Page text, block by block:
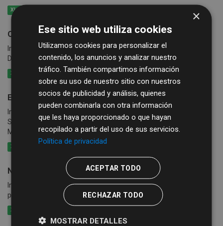
XLSX
Oferta de empleo Público (OPE)
Información sobre la Oferta de Empleo Público (OPE) de la
Diputación Provincial de Salamanca
XLSX CSV XML
Entidades Locales de la Provincia de Salamanca
Información sobre Entidades Locales de la Provincia de
Salamanca. Contiene datos de Municipios, Entidades Locales
Menores, Mancomunidades y sus vías de contacto.
XLSX
Núcleos de población de la Provincia de Salamanca
Información sobre Núcleos de población y municipio de
pertenencia en la Provincia de Salamanca
XLSX
×
Ese sitio web utiliza cookies
Utilizamos cookies para personalizar el
contenido, los anuncios y analizar nuestro
tráfico. También compartimos información
sobre su uso de nuestro sitio con nuestros
socios de publicidad y análisis, quienes
pueden combinarla con otra información
que les haya proporcionado o que hayan
recopilado a partir del uso de sus servicios.
Política de privacidad
ACEPTAR TODO
RECHAZAR TODO
MOSTRAR DETALLES